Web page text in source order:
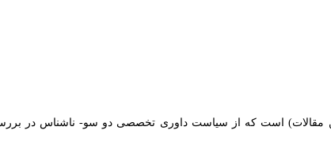
مقالات) است که از سیاست داوری تخصصی دو سو- ناشناس در